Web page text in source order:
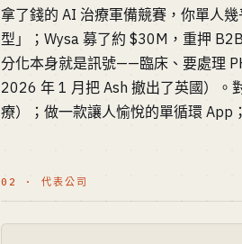
拿了錢的 AI 治療軍備競賽，你單人
型」；Wysa 募了約 $30M，重押
分化本身就是訊號——臨床、要處理
2026 年 1 月把 Ash 撤出了英國）。
療）；做一款讓人愉悅的單循環 App
02 · 代表公司